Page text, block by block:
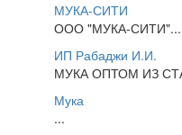
МУКА-СИТИ
ООО "МУКА-СИТИ"...
ИП Рабаджи И.И.
МУКА ОПТОМ ИЗ
Мука
...